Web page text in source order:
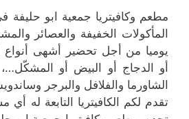
المأكولات الخفيفة والعصائر
يوميا من أجل تحضير أشهى أنواع
أو الدجاج أو البيض أو
الشاورما والفلافل والبرجر
تقدم لكم الكافيتريا التابعة له